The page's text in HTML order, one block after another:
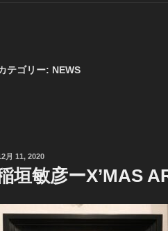
テゴリー: NEWS
:
月 11, 2020
垣敏彦ーX’MAS